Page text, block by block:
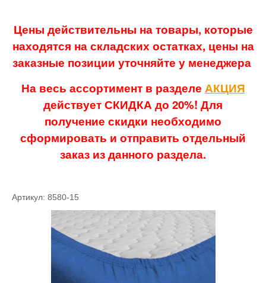
Цены действительны на товары, которые
находятся на складских остатках, цены на
заказные позиции уточняйте у менеджера
На весь ассортимент в разделе АКЦИЯ
действует СКИДКА до 20%! Для
получение скидки необходимо
сформировать и отправить отдельный
заказ из данного раздела.
Артикул: 8580-15